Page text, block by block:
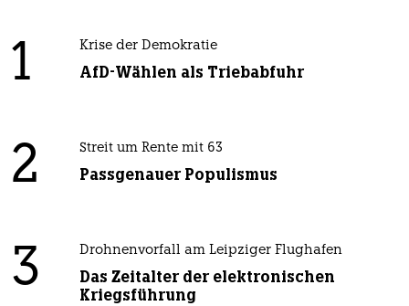
1 Krise der Demokratie
AfD-Wählen als Triebabfuhr
2 Streit um Rente mit 63
Passgenauer Populismus
3 Drohnenvorfall am Leipziger Flughafen
Das Zeitalter der elektronischen
Kriegsführung